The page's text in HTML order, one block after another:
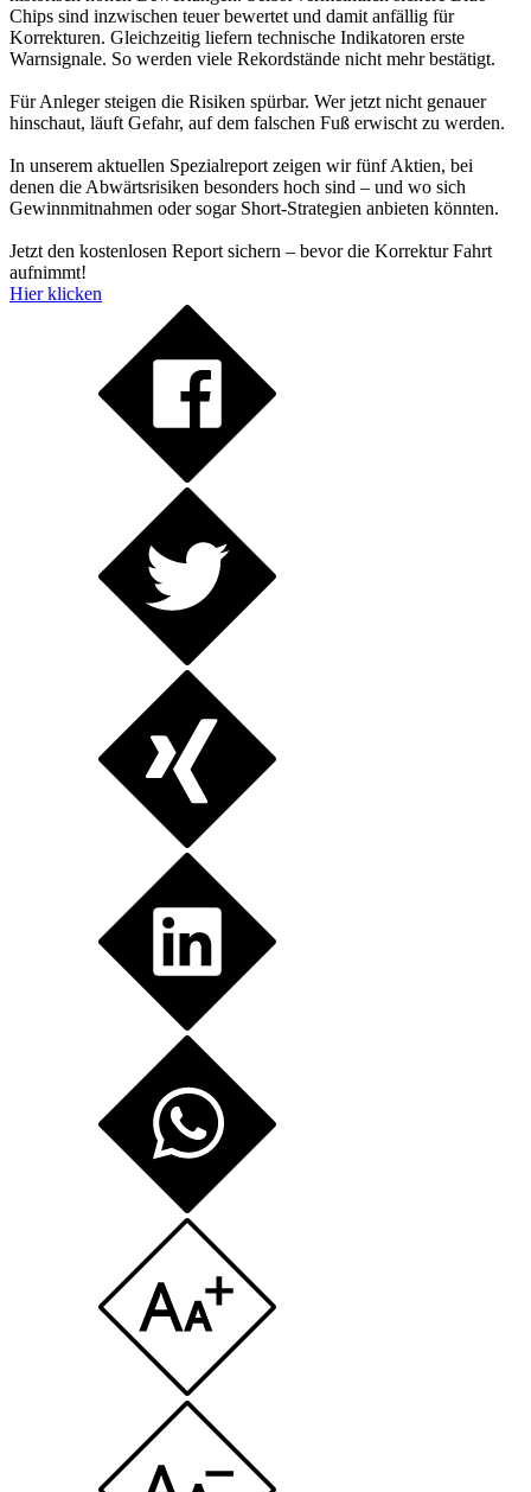
Chips sind inzwischen teuer bewertet und damit anfällig für
Korrekturen. Gleichzeitig liefern technische Indikatoren erste
Warnsignale. So werden viele Rekordstände nicht mehr bestätigt.
Für Anleger steigen die Risiken spürbar. Wer jetzt nicht genauer
hinschaut, läuft Gefahr, auf dem falschen Fuß erwischt zu werden.
In unserem aktuellen Spezialreport zeigen wir fünf Aktien, bei
denen die Abwärtsrisiken besonders hoch sind – und wo sich
Gewinnmitnahmen oder sogar Short-Strategien anbieten könnten.
Jetzt den kostenlosen Report sichern – bevor die Korrektur Fahrt
aufnimmt!
Hier klicken